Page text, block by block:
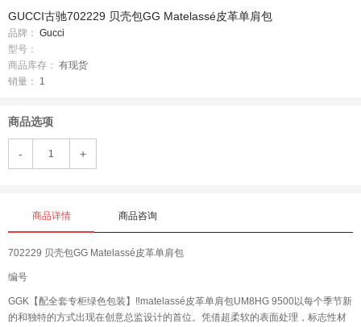
GUCCI古驰702229 贝壳包GG Matelassé皮革单肩包
品牌： Gucci
型号：
商品库存： 有现货
销量：
1
商品选项
- +
商品详情 商品咨询
702229 贝壳包GG Matelassé皮革单肩包
编号
GGK【配全套专柜绿色包装】‼️matelassé皮革单肩包UM8HG 9500以每个季节新
的和独特的方式出现在创意总监设计的首位。凭借超柔软的表面处理，标志性材